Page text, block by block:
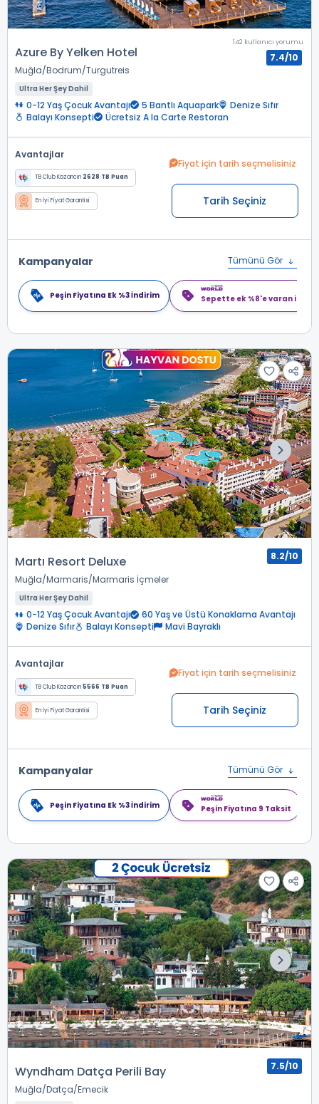
Azure By Yelken Hotel
Muğla Bodrum Turgutreis
142 kullanıcı yorumu
7.4/10
Ultra Her Şey Dahil
0-12 Yaş Çocuk Avantajı 5 Bantlı Aquapark
Denize Sıfır
Balayı Konsepti
Ücretsiz A la Carte Restoran
Avantajlar
TB Club Kazancın 2628 TB Puan
En İyi Fiyat Garantisi
Fiyat için tarih seçmelisiniz
Tarih Seçiniz
Kampanyalar Tümünü Gör
Peşin Fiyatına Ek %3 İndirim Sepette ek %8'e varan
Martı Resort Deluxe
Muğla Marmaris Marmaris İçmeler
8.2/10
Ultra Her Şey Dahil
0-12 Yaş Çocuk Avantajı
60 Yaş ve Üstü Konaklama Avantajı
Denize Sıfır
Balayı Konsepti Mavi Bayraklı
Avantajlar
TB Club Kazancın5566 TB Puan
En İyi Fiyat Garantisi
Fiyat için tarih seçmelisiniz
Tarih Seçiniz
Kampanyalar Tümünü Gör
Peşin Fiyatına Ek %3 İndirim Peşin Fiyatına 9 Taksit
Wyndham Datça Perili Bay
Muğla Datça Emecik
7.5/10